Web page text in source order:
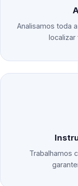
Analisamos toda
localizar
Trabalhamos